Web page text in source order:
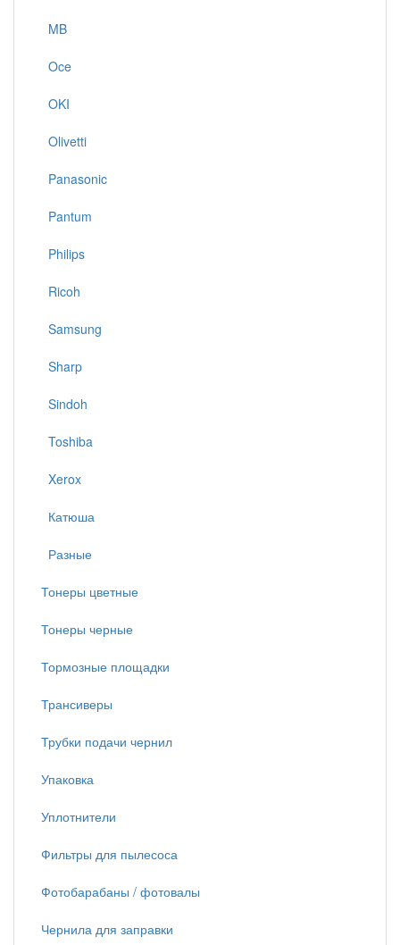
MB
Oce
OKI
Olivetti
Panasonic
Pantum
Philips
Ricoh
Samsung
Sharp
Sindoh
Toshiba
Xerox
Катюша
Разные
Тонеры цветные
Тонеры черные
Тормозные площадки
Трансиверы
Трубки подачи чернил
Упаковка
Уплотнители
Фильтры для пылесоса
Фотобарабаны / фотовалы
Чернила для заправки